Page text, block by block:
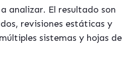
analizar. El resultado son
revisiones estáticas y
sistemas y hojas de